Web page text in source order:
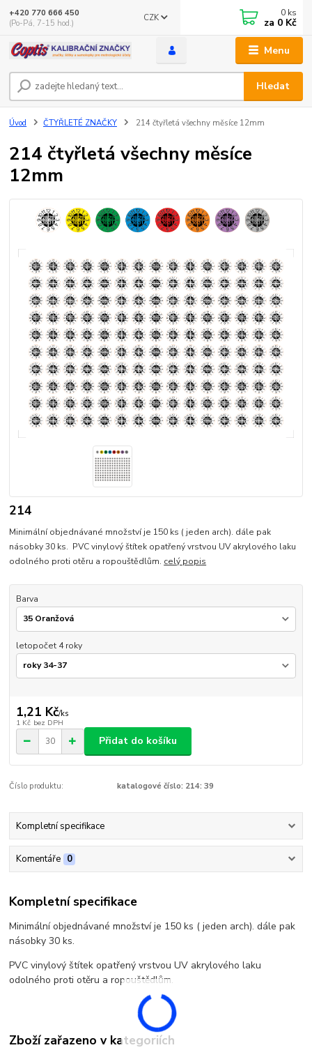
Menu
CZK
Hledat
+420 770 666 450
(Po-Pá, 7-15 hod.)
0 ks
za 0 Kč
Úvod ČTYŘLETÉ ZNAČKY 214 čtyřletá všechny měsíce 12mm
214 čtyřletá všechny měsíce
12mm
214
Minimální objednávané množství je 150 ks ( jeden arch). dále pak
násobky 30 ks. PVC vinylový štítek opatřený vrstvou UV akrylového laku
odolného proti otěru a ropouštědlům. celý popis
Barva
letopočet 4 roky
1,21 Kč/ks
1 Kč bez DPH
Přidat do košíku
Číslo produktu: katalogové číslo: 214: 39
Kompletní specifikace
Komentáře 0
Kompletní specifikace
Minimální objednávané množství je 150 ks ( jeden arch). dále pak
násobky 30 ks.
PVC vinylový štítek opatřený vrstvou UV akrylového laku
odolného proti otěru a ropouštědlům.
Zboží zařazeno v kategoriích